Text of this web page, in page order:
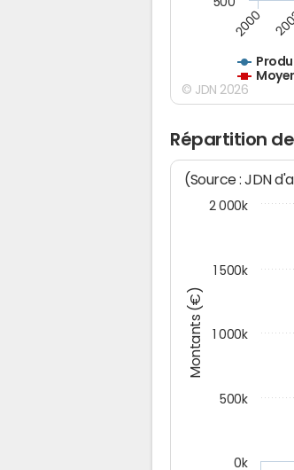
2000
© JDN 2026
Répartition
Montants (€)
(Source : JDN
0k
500k
1 000k
1 500k
2 000k